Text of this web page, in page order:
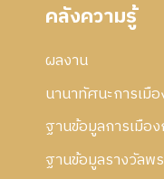
คลังความรู้
ผลงาน
นานาทัศนะการเมือ
ฐานข้อมูลการเมือ
ฐานข้อมูลรางวัลพ